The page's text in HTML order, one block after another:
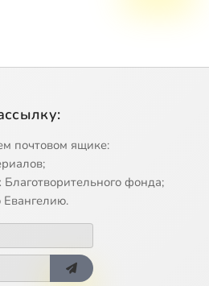
почтовом ящике:
фонда;